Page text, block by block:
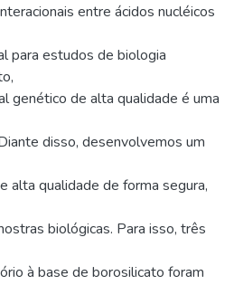
entre ácidos nucléicos
para estudos de biologia
genético de alta qualidade é uma
disso, desenvolvemos um
alta qualidade de forma segura,
biológicas. Para isso, três
à base de borosilicato foram